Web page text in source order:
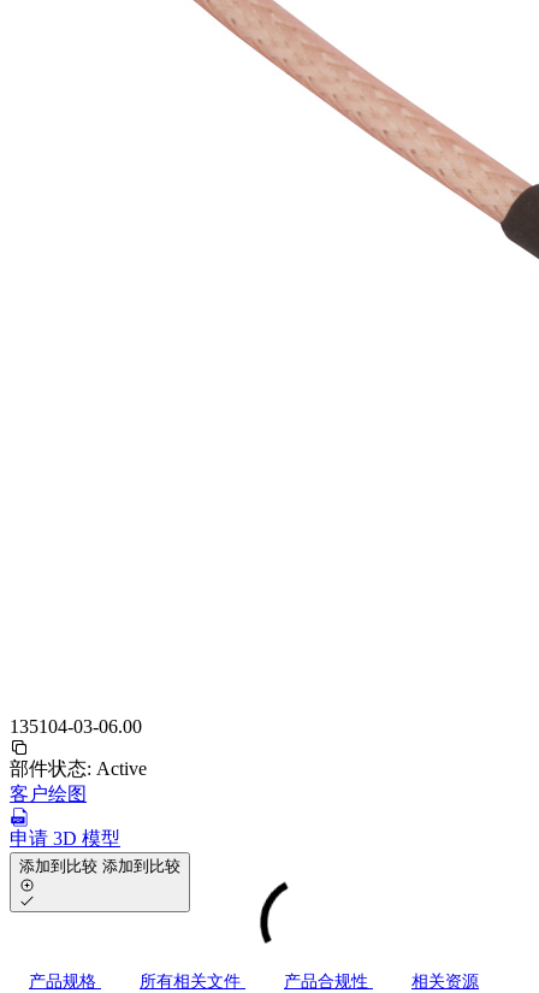
135104-03-06.00
部件状态: Active
客户绘图
申请 3D 模型
添加到比较 添加到比较
产品规格 所有相关文件 产品合规性
相关资源